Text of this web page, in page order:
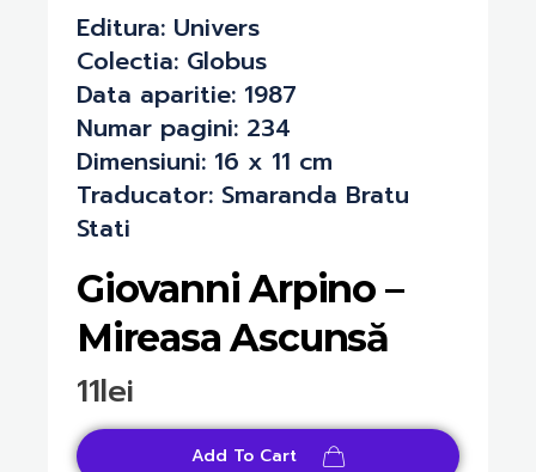
Giovanni Arpino –
Mireasa Ascunsă
11lei
Editura: Univers
Colectia: Globus
Data aparitie: 1987
Numar pagini: 234
Dimensiuni: 16 x 11 cm
Traducator: Smaranda Bratu
Stati
Add To Cart